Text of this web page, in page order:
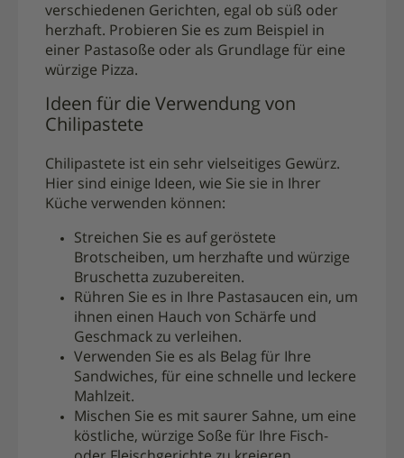
verschiedenen Gerichten, egal ob süß oder
herzhaft. Probieren Sie es zum Beispiel in
einer Pastasoße oder als Grundlage für eine
würzige Pizza.
Ideen für die Verwendung von
Chilipastete
Chilipastete ist ein sehr vielseitiges Gewürz.
Hier sind einige Ideen, wie Sie sie in Ihrer
Küche verwenden können:
Streichen Sie es auf geröstete
Brotscheiben, um herzhafte und würzige
Bruschetta zuzubereiten.
Rühren Sie es in Ihre Pastasaucen ein, um
ihnen einen Hauch von Schärfe und
Geschmack zu verleihen.
Verwenden Sie es als Belag für Ihre
Sandwiches, für eine schnelle und leckere
Mahlzeit.
Mischen Sie es mit saurer Sahne, um eine
köstliche, würzige Soße für Ihre Fisch-